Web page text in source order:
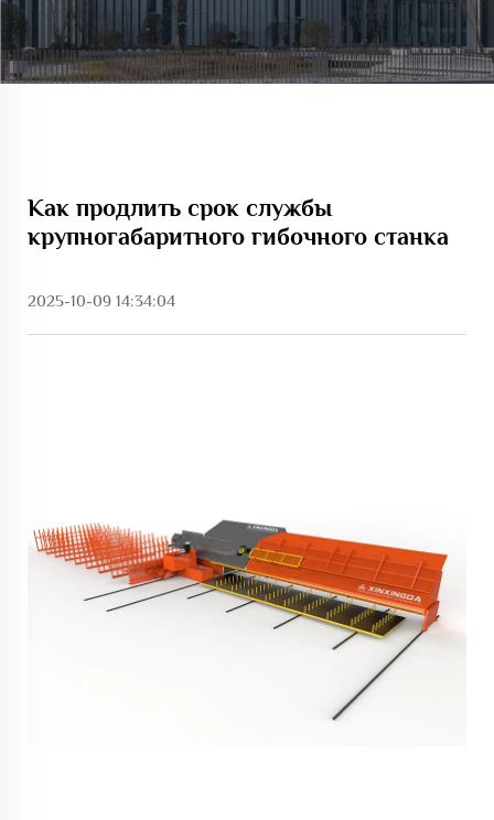
Как продлить срок службы
крупногабаритного гибочного станка
2025-10-09 14:34:04